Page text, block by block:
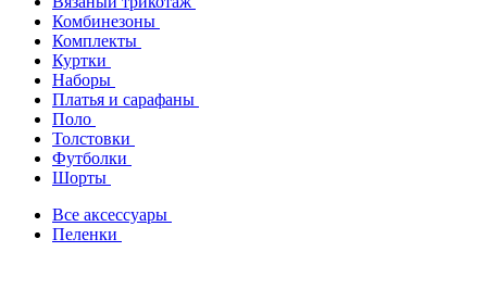
Комбинезоны
Комплекты
Куртки
Наборы
Платья и сарафаны
Поло
Толстовки
Футболки
Шорты
Все аксессуары
Пеленки